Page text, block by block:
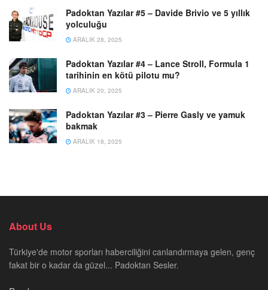
Padoktan Yazılar #5 – Davide Brivio ve 5 yıllık
yolculuğu
ARALIK 28, 2025
Padoktan Yazılar #4 – Lance Stroll, Formula 1
tarihinin en kötü pilotu mu?
ARALIK 20, 2025
Padoktan Yazılar #3 – Pierre Gasly ve yamuk
bakmak
ARALIK 18, 2025
About Us
Türkiye'de motor sporları haberciliğini canlandırmaya gelen, genç
fakat bir o kadar da güzel... Padoktan Sesler.